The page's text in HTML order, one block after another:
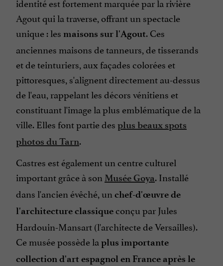
Agout qui la traverse, offrant un spectacle
unique : les maisons sur l'Agout. Ces
anciennes maisons de tanneurs, de tisserands
et de teinturiers, aux façades colorées et
pittoresques, s'alignent directement au-dessus
de l'eau, rappelant les décors vénitiens et
constituant l'image la plus emblématique de la
ville. Elles font partie des plus beaux spots
photos du Tarn.
Castres est également un centre culturel
important grâce à son Musée Goya. Installé
dans l'ancien évêché, un chef-d'œuvre de
l'architecture classiqueconçu par Jules
Hardouin-Mansart (l'architecte de Versailles).
Ce musée possède la plus importante
collection d'art espagnol en France après le